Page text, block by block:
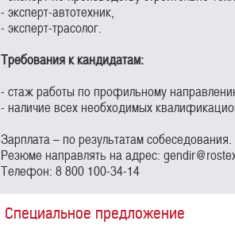
- эксперт-автотехник,
- эксперт-трасолог.
Требования к кандидатам:
- стаж работы по профильному
- наличие всех необходимых
Зарплата – по результатам собеседования.
Резюме направлять на адрес:
Телефон: 8 800 100-34-14
Специальное предложение